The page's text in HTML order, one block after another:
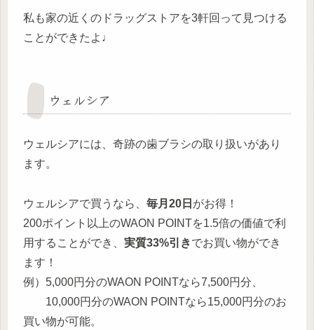
私も家の近くのドラッグストアを3軒回って見つける
ことができたよ♩
ウェルシア
ウェルシアには、奇跡の歯ブラシの取り扱いがあり
ます。
ウェルシアで買うなら、 毎月20日 がお得！
200ポイント以上のWAON POINTを1.5倍の価値で利
用することができ、 実質33%引きでお買い物ができ
ます！
例）5,000円分のWAON POINTなら7,500円分、
10,000円分のWAON POINTなら15,000円分のお
買い物が可能。